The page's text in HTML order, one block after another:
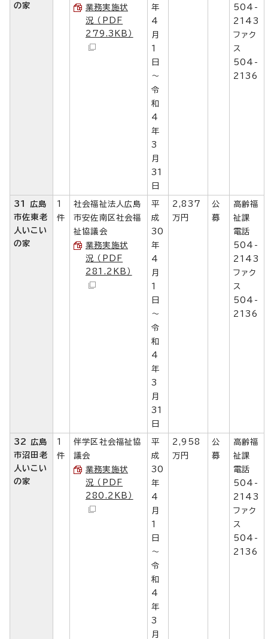
の家
業務実施状
況 （PDF
279.3KB）
年
4
月
1
日
～
令
和
4
年
3
月
31
日
504-
2143
ファク
ス
504-
2136
31 広島
市佐東老
人いこい
の家
1
件
社会福祉法人広島
市安佐南区社会福
祉協議会
業務実施状
況 （PDF
281.2KB）
平
成
30
年
4
月
1
日
～
令
和
4
年
3
月
31
日
2,837
万円
公
募
高齢福
祉課
電話
504-
2143
ファク
ス
504-
2136
32 広島
市沼田老
人いこい
の家
1
件
伴学区社会福祉協
議会
業務実施状
況 （PDF
280.2KB）
平
成
30
年
4
月
1
日
～
令
和
4
年
3
月
2,958
万円
公
募
高齢福
祉課
電話
504-
2143
ファク
ス
504-
2136